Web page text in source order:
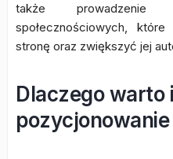
także
społecznościowych,
stronę oraz zwiększyć jej
Dlaczego